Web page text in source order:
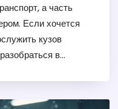
а часть
Если хочется
кузов
в
кузова в